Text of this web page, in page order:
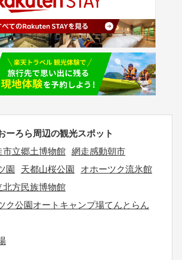
ーろら周辺の観光スポット
市立郷土博物館 網走感動朝市
園
天都山桜公園
オホーツク流氷館
北方民族博物館
ク公園オートキャンプ場てんとらん